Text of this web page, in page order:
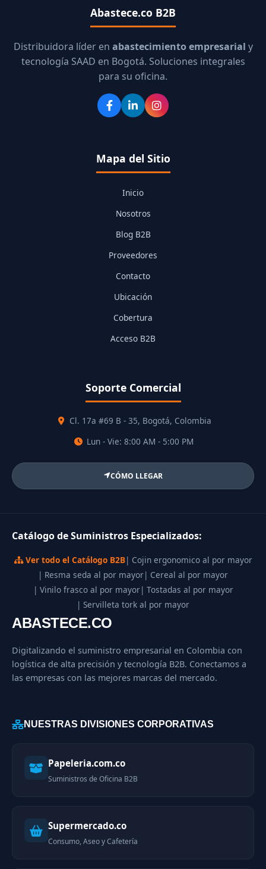
Abastece.co B2B
Distribuidora líder en abastecimiento empresarial y
tecnología SAAD en Bogotá. Soluciones integrales
para su oficina.
Mapa del Sitio
Inicio
Nosotros
Blog B2B
Proveedores
Contacto
Ubicación
Cobertura
Acceso B2B
Soporte Comercial
Cl. 17a #69 B - 35, Bogotá, Colombia
Lun - Vie: 8:00 AM - 5:00 PM
CÓMO LLEGAR
Catálogo de Suministros Especializados:
Ver todo el Catálogo B2B| Cojin ergonomico al por mayor
| Resma seda al por mayor| Cereal al por mayor
| Vinilo frasco al por mayor| Tostadas al por mayor
| Servilleta tork al por mayor
ABASTECE.CO
Digitalizando el suministro empresarial en Colombia con
logística de alta precisión y tecnología B2B. Conectamos a
las empresas con las mejores marcas del mercado.
NUESTRAS DIVISIONES CORPORATIVAS
Papeleria.com.co
Suministros de Oficina B2B
Supermercado.co
Consumo, Aseo y Cafetería